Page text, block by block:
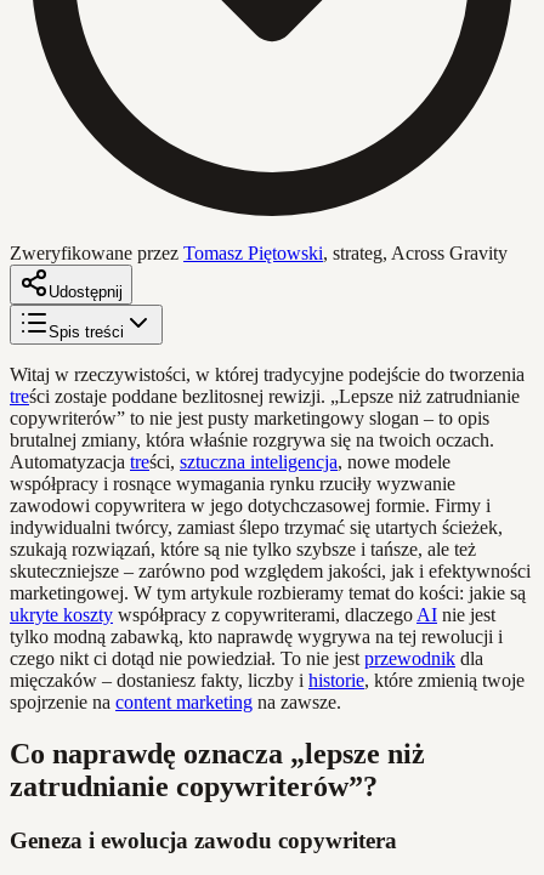
Zweryfikowane przez Tomasz Piętowski, strateg, Across Gravity
Udostępnij
Spis treści
Witaj w rzeczywistości, w której tradycyjne podejście do tworzenia
treści zostaje poddane bezlitosnej rewizji. „Lepsze niż zatrudnianie
copywriterów” to nie jest pusty marketingowy slogan – to opis
brutalnej zmiany, która właśnie rozgrywa się na twoich oczach.
Automatyzacja treści, sztuczna inteligencja, nowe modele
współpracy i rosnące wymagania rynku rzuciły wyzwanie
zawodowi copywritera w jego dotychczasowej formie. Firmy i
indywidualni twórcy, zamiast ślepo trzymać się utartych ścieżek,
szukają rozwiązań, które są nie tylko szybsze i tańsze, ale też
skuteczniejsze – zarówno pod względem jakości, jak i efektywności
marketingowej. W tym artykule rozbieramy temat do kości: jakie są
ukryte koszty współpracy z copywriterami, dlaczego AI nie jest
tylko modną zabawką, kto naprawdę wygrywa na tej rewolucji i
czego nikt ci dotąd nie powiedział. To nie jest przewodnik dla
mięczaków – dostaniesz fakty, liczby i historie, które zmienią twoje
spojrzenie na content marketing na zawsze.
Co naprawdę oznacza „lepsze niż
zatrudnianie copywriterów”?
Geneza i ewolucja zawodu copywritera